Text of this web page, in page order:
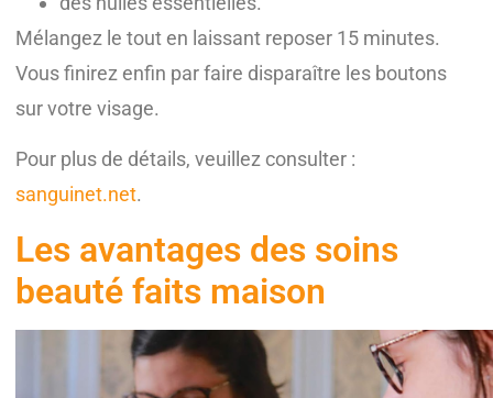
Mélangez le tout en laissant reposer 15 minutes.
Vous finirez enfin par faire disparaître les boutons
sur votre visage.
Pour plus de détails, veuillez consulter :
sanguinet.net.
Les avantages des soins
beauté faits maison